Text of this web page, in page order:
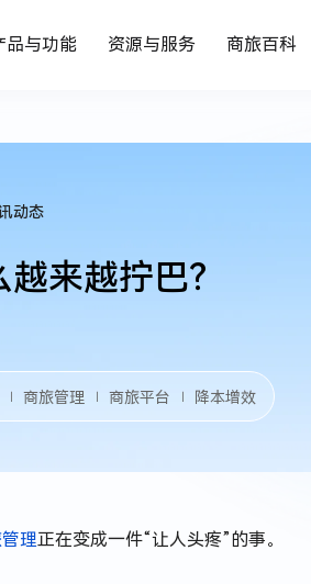
品与功能 资源与服务 商旅百科
动态
来越拧巴？
商旅管理 商旅平台 降本增效
理正在变成一件“让人头疼”的事。